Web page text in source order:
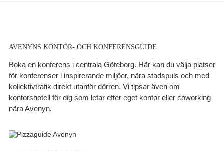
AVENYNS KONTOR- OCH KONFERENSGUIDE
Boka en konferens i centrala Göteborg. Här kan du välja platser
för konferenser i inspirerande miljöer, nära stadspuls och med
kollektivtrafik direkt utanför dörren. Vi tipsar även om
kontorshotell för dig som letar efter eget kontor eller coworking
nära Avenyn.